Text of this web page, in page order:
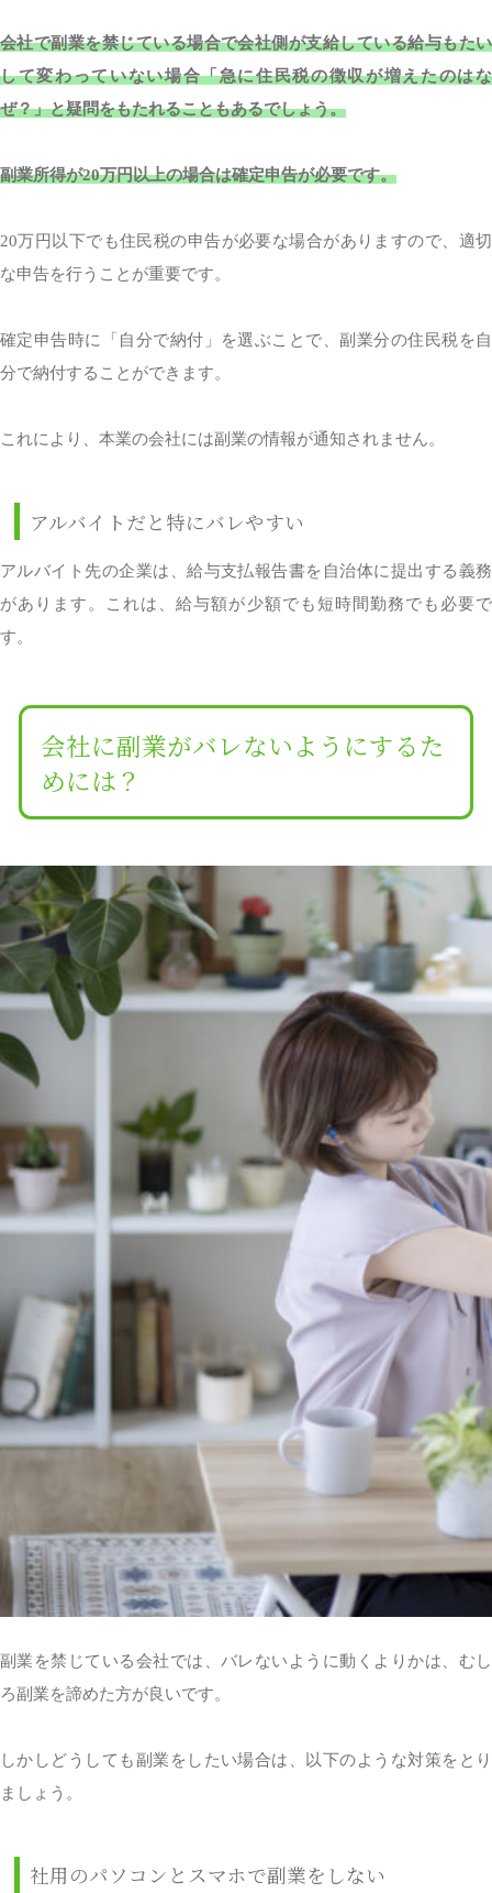
会社で副業を禁じている場合で会社側が支給している給与もたい
して変わっていない場合「急に住民税の徴収が増えたのはな
ぜ？」と疑問をもたれることもあるでしょう。
副業所得が20万円以上の場合は確定申告が必要です。
20万円以下でも住民税の申告が必要な場合がありますので、適切
な申告を行うことが重要です。
確定申告時に「自分で納付」を選ぶことで、副業分の住民税を自
分で納付することができます。
これにより、本業の会社には副業の情報が通知されません。
アルバイトだと特にバレやすい
アルバイト先の企業は、給与支払報告書を自治体に提出する義務
があります。これは、給与額が少額でも短時間勤務でも必要で
す。
会社に副業がバレないようにするた
めには？
副業を禁じている会社では、バレないように動くよりかは、むし
ろ副業を諦めた方が良いです。
しかしどうしても副業をしたい場合は、以下のような対策をとり
ましょう。
社用のパソコンとスマホで副業をしない